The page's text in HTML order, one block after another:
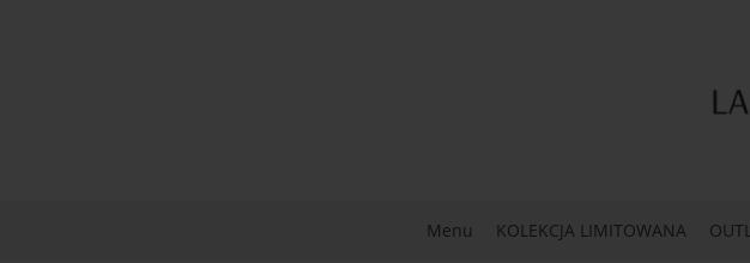
Menu KOLEKCJA LIMITOWANA